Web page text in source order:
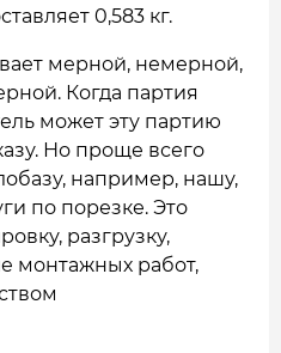
0,583 кг.
мерной, немерной,
Когда партия
может эту партию
Но проще всего
например, нашу,
по порезке. Это
разгрузку,
монтажных работ,